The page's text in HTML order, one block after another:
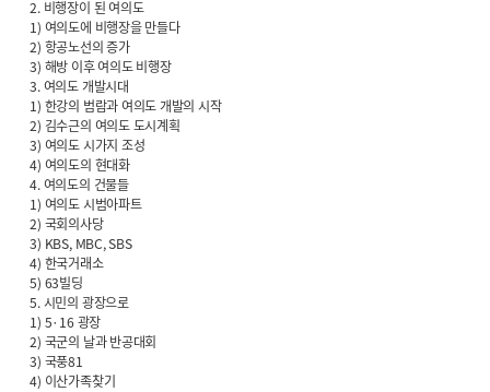
2. 비행장이 된 여의도
1) 여의도에 비행장을 만들다
2) 항공노선의 증가
3) 해방 이후 여의도 비행장
3. 여의도 개발시대
1) 한강의 범람과 여의도 개발의 시작
2) 김수근의 여의도 도시계획
3) 여의도 시가지 조성
4) 여의도의 현대화
4. 여의도의 건물들
1) 여의도 시범아파트
2) 국회의사당
3) KBS, MBC, SBS
4) 한국거래소
5) 63빌딩
5. 시민의 광장으로
1) 5·16 광장
2) 국군의 날과 반공대회
3) 국풍81
4) 이산가족찾기